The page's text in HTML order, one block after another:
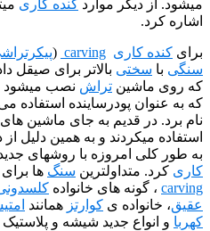
مواردکنده کاری میتوان به
کاری carving
(پیکرتراشی) روی
بالاتر برای صیقل دادن به
تراشنصب میشود ، استفاده
پودرساینده استفاده می شود می
قدیم به جای ماشین هایتراش
و به همین دلیل از دقت کار
امروزه با روشهای جدید روی هر
سنگها برای انجام
های خانوادهکلسدونیاز جمله
ی کوارتزهمانند امتیست،
جدید شیشه و پلاستیک اشاره نمود.